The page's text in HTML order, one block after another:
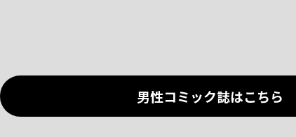
男性コミック誌はこちら